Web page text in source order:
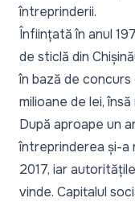
întreprinderii.
Înființată în anul
de sticlă din
în bază de
milioane de lei,
După aproape un
întreprinderea și-a
2017, iar
vinde. Capitalul